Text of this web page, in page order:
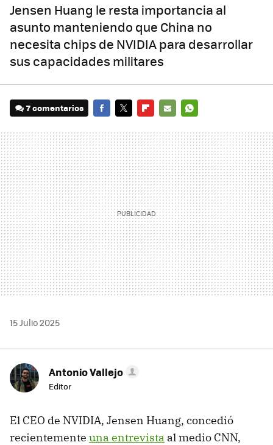
Jensen Huang le resta importancia al
asunto manteniendo que China no
necesita chips de NVIDIA para desarrollar
sus capacidades militares
7 comentarios
MAIL
15 Julio 2025
Antonio Vallejo
Editor
El CEO de NVIDIA, Jensen Huang, concedió
recientemente una entrevista al medio CNN,